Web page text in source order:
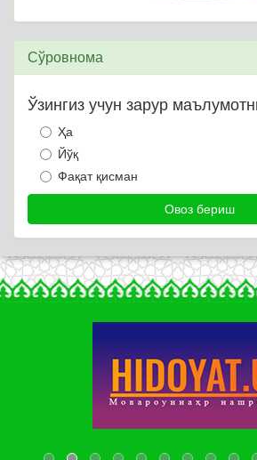
Сўровнома
Ўзингиз учун зарур
Ҳа
Йўқ
Фақат қисман